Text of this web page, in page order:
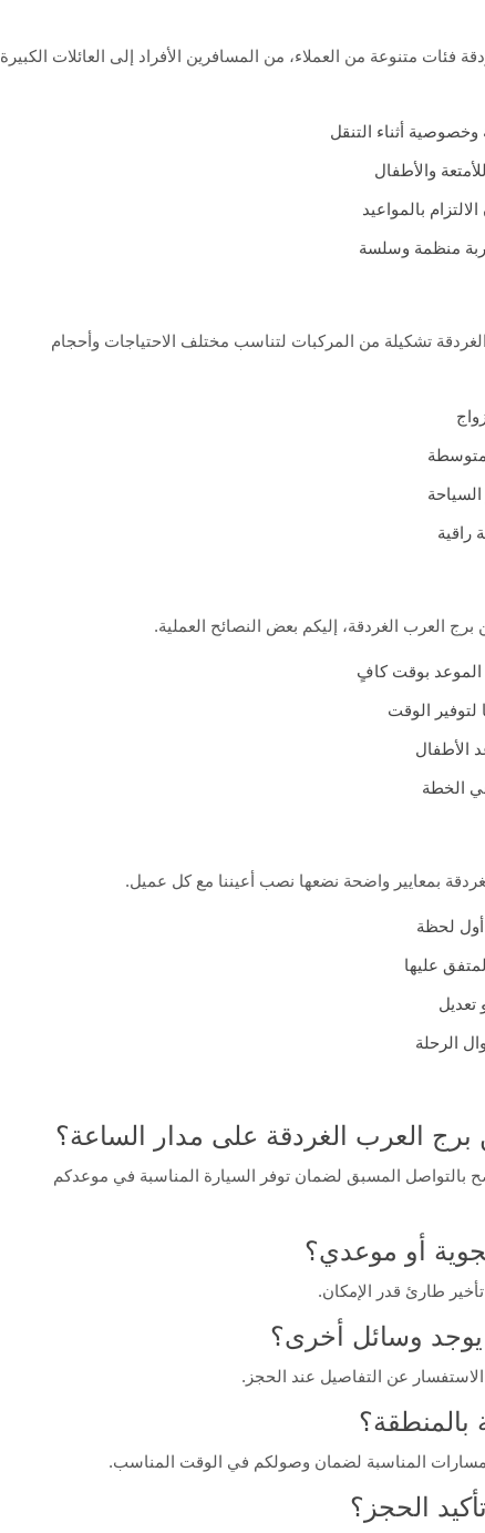
فئات متنوعة من العملاء، من المسافرين الأفراد إلى العائلات الكبيرة
أثناء التنقل
والأطفال
بالمواعيد
منظمة وسلسة
تشكيلة من المركبات لتناسب مختلف الاحتياجات وأحجام
راقية
العرب الغردقة، إليكم بعض النصائح العملية.
الموعد بوقت كافٍ
الوقت
الأطفال
الخطة
بمعايير واضحة نضعها نصب أعيننا مع كل عميل.
أول لحظة
عليها
تعديل
الرحلة
برج العرب الغردقة على مدار الساعة؟
بالتواصل المسبق لضمان توفر السيارة المناسبة في موعدكم
أو موعدي؟
طارئ قدر الإمكان.
يوجد وسائل أخرى؟
عن التفاصيل عند الحجز.
بالمنطقة؟
المناسبة لضمان وصولكم في الوقت المناسب.
الحجز؟